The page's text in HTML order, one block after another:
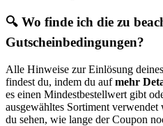
🔍 Wo finde ich die zu
Gutscheinbedingungen?
Alle Hinweise zur Einlösung
findest du, indem du aufmehr
es einen Mindestbestellwert gibt
ausgewähltes Sortiment
du sehen, wie lange der Coupon